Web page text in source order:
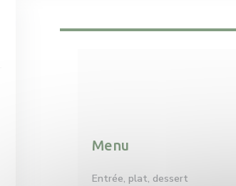
Menu
Entrée, plat, dessert